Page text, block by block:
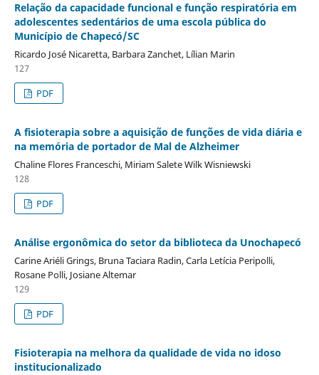
Relação da capacidade funcional e função respiratória em
adolescentes sedentários de uma escola pública do
Município de Chapecó/SC
Ricardo José Nicaretta, Barbara Zanchet, Lílian Marin
127
PDF
A fisioterapia sobre a aquisição de funções de vida diária e
na memória de portador de Mal de Alzheimer
Chaline Flores Franceschi, Miriam Salete Wilk Wisniewski
128
PDF
Análise ergonômica do setor da biblioteca da Unochapecó
Carine Ariéli Grings, Bruna Taciara Radin, Carla Letícia Peripolli,
Rosane Polli, Josiane Altemar
129
PDF
Fisioterapia na melhora da qualidade de vida no idoso
institucionalizado